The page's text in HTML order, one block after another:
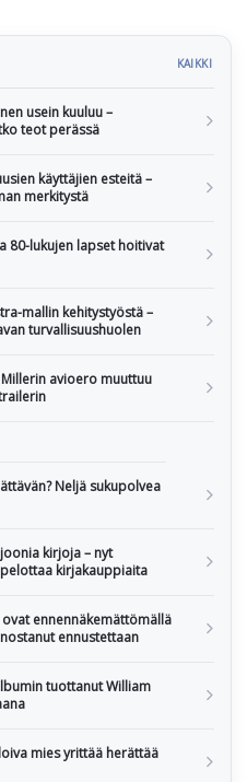
KAIKKI
usein kuuluu –
teot perässä
käyttäjien esteitä –
merkitystä
80-lukujen lapset hoitivat
mallin kehitystyöstä –
turvallisuushuolen
avioero muuttuu
Neljä sukupolvea
kirjoja – nyt
kirjakauppiaita
ennennäkemättömällä
ennustettaan
tuottanut William
mies yrittää herättää